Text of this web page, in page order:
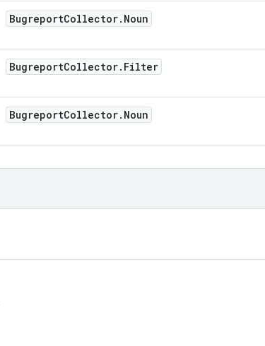
BugreportCollector. Noun
BugreportCollector. Filter
BugreportCollector. Noun